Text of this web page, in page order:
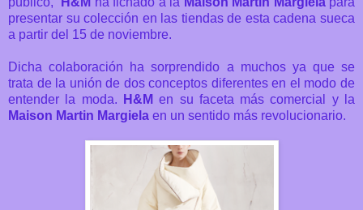
presentar su colección en las tiendas de esta cadena sueca
a partir del 15 de noviembre.
Dicha colaboración ha sorprendido a muchos ya que se
trata de la unión de dos conceptos diferentes en el modo de
entender la moda.
H&M en su faceta más comercial y la
Maison Martin Margiela en un sentido más revolucionario.